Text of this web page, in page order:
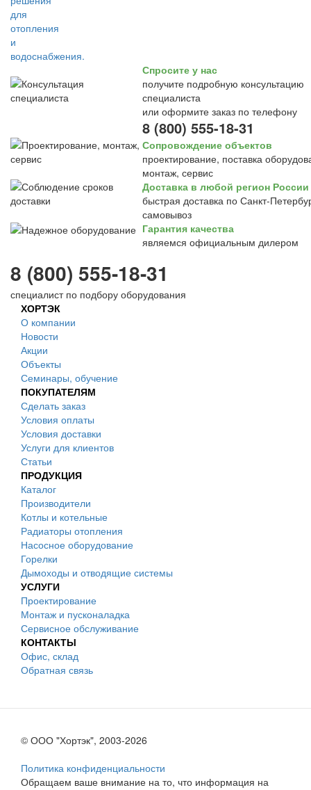
Спросите у нас
получите подробную консультацию
специалиста
или оформите заказ по телефону
8 (800) 555-18-31
Сопровождение объектов
проектирование, поставка
монтаж, сервис
Доставка в любой регион России
быстрая доставка по Санкт-
самовывоз
Гарантия качества
являемся официальным дилером
8 (800) 555-18-31
специалист по подбору оборудования
ХОРТЭК
О компании
Новости
Акции
Объекты
Семинары, обучение
ПОКУПАТЕЛЯМ
Сделать заказ
Условия оплаты
Условия доставки
Услуги для клиентов
Статьи
ПРОДУКЦИЯ
Каталог
Производители
Котлы и котельные
Радиаторы отопления
Насосное оборудование
Горелки
Дымоходы и отводящие системы
УСЛУГИ
Проектирование
Монтаж и пусконаладка
Сервисное обслуживание
КОНТАКТЫ
Офис, склад
Обратная связь
© ООО "Хортэк", 2003-2026
Политика конфиденциальности
Обращаем ваше внимание на то, что информация на